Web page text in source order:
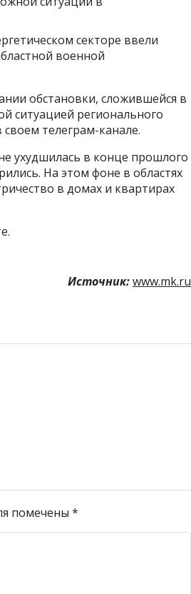
секторе ввели
военной
обстановки, сложившейся в
ситуацией регионального
телеграм-канале.
ухудшилась в конце прошлого
На этом фоне в областях
в домах и квартирах
Источник:www.mk.ru
помечены *